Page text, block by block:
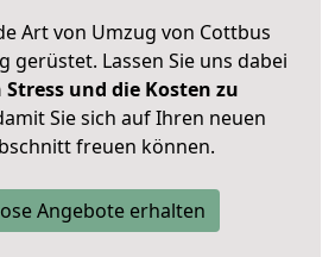
Art von Umzug von Cottbus
gerüstet. Lassen Sie uns dabei
Stress und die Kosten zu
Sie sich auf Ihren neuen
freuen können.
Angebote erhalten